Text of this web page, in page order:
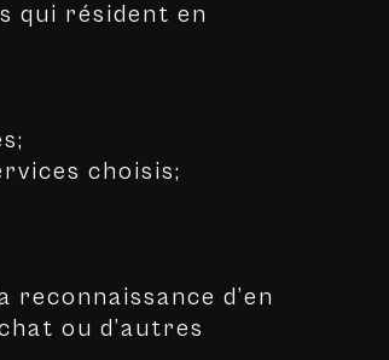
qui résident en
choisis;
d’en
ou d’autres